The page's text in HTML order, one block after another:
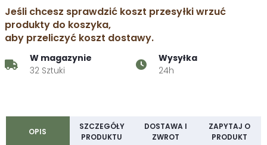
Jeśli chcesz sprawdzić koszt przesyłki wrzuć
produkty do koszyka,
aby przeliczyć koszt dostawy.
W magazynie
32 Sztuki
Wysyłka
24h
OPIS
SZCZEGÓŁY
PRODUKTU
DOSTAWA I
ZWROT
ZAPYTAJ O
PRODUKT